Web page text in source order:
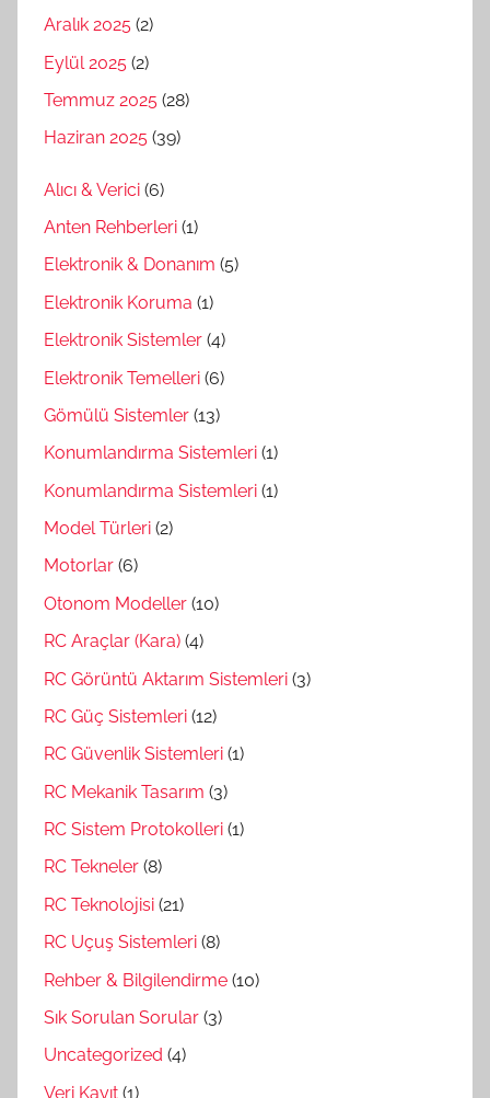
Aralık 2025 (2)
Eylül 2025 (2)
Temmuz 2025 (28)
Haziran 2025 (39)
Alıcı & Verici (6)
Anten Rehberleri (1)
Elektronik & Donanım (5)
Elektronik Koruma (1)
Elektronik Sistemler (4)
Elektronik Temelleri (6)
Gömülü Sistemler (13)
Konumlandırma Sistemleri (1)
Konumlandırma Sistemleri (1)
Model Türleri (2)
Motorlar (6)
Otonom Modeller (10)
RC Araçlar (Kara) (4)
RC Görüntü Aktarım Sistemleri (3)
RC Güç Sistemleri (12)
RC Güvenlik Sistemleri (1)
RC Mekanik Tasarım (3)
RC Sistem Protokolleri (1)
RC Tekneler (8)
RC Teknolojisi (21)
RC Uçuş Sistemleri (8)
Rehber & Bilgilendirme (10)
Sık Sorulan Sorular (3)
Uncategorized (4)
Veri Kayıt (1)